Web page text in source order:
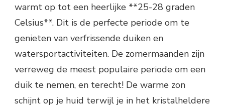
warmt op tot een heerlijke **25-28 graden
Celsius**. Dit is de perfecte periode om te
genieten van verfrissende duiken en
watersportactiviteiten. De zomermaanden zijn
verreweg de meest populaire periode om een
duik te nemen, en terecht! De warme zon
schijnt op je huid terwijl je in het kristalheldere